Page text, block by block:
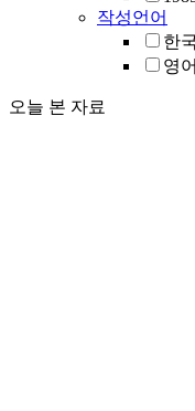
작성언어
한
영어
오늘 본 자료